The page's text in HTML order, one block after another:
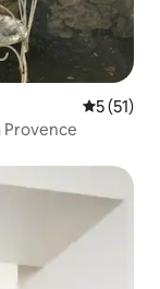
5 de uma
5 (51)
Provence